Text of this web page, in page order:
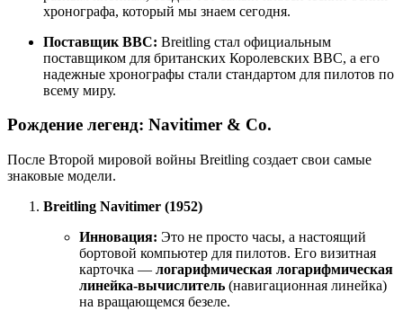
хронографа, который мы знаем сегодня.
Поставщик ВВС: Breitling стал официальным
поставщиком для британских Королевских ВВС, а его
надежные хронографы стали стандартом для пилотов по
всему миру.
Рождение легенд: Navitimer & Co.
После Второй мировой войны Breitling создает свои самые
знаковые модели.
Breitling Navitimer (1952)
Инновация: Это не просто часы, а настоящий
бортовой компьютер для пилотов. Его визитная
карточка — логарифмическая логарифмическая
линейка-вычислитель (навигационная линейка)
на вращающемся безеле.